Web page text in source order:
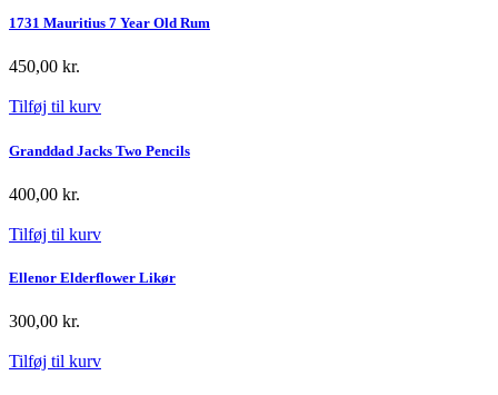
1731 Mauritius 7 Year Old Rum
450,00 kr.
Tilføj til kurv
Granddad Jacks Two Pencils
400,00 kr.
Tilføj til kurv
Ellenor Elderflower Likør
300,00 kr.
Tilføj til kurv